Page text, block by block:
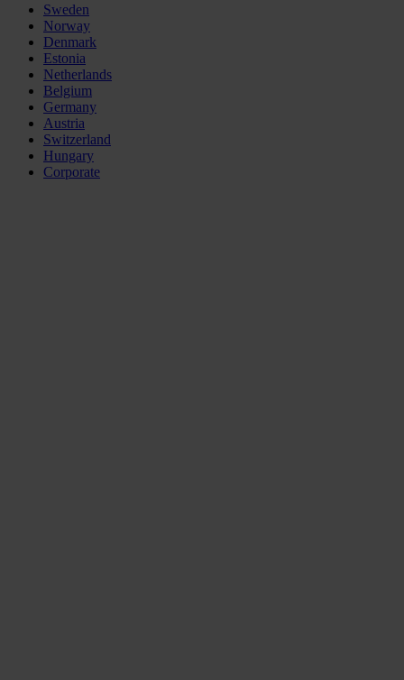
Sweden
Norway
Denmark
Estonia
Netherlands
Belgium
Germany
Austria
Switzerland
Hungary
Corporate